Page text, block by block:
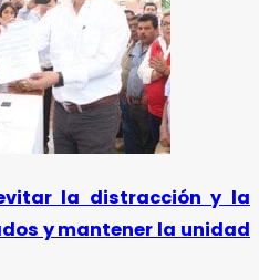
la distracción y la
y mantener la unidad